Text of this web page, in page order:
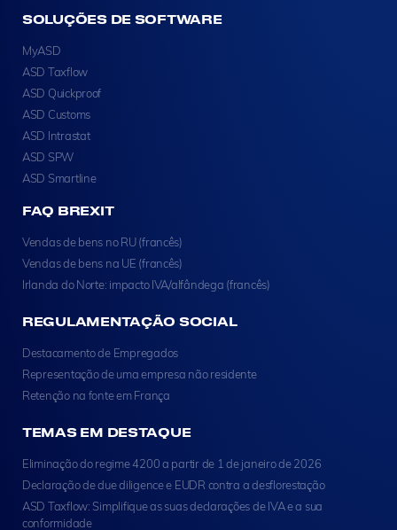
SOLUÇÕES DE SOFTWARE
MyASD
ASD Taxflow
ASD Quickproof
ASD Customs
ASD Intrastat
ASD SPW
ASD Smartline
FAQ BREXIT
Vendas de bens no RU (francês)
Vendas de bens na UE (francês)
Irlanda do Norte: impacto IVA/alfândega (francês)
REGULAMENTAÇÃO SOCIAL
Destacamento de Empregados
Representação de uma empresa não residente
Retenção na fonte em França
TEMAS EM DESTAQUE
Eliminação do regime 4200 a partir de 1 de janeiro de 2026
Declaração de due diligence e EUDR contra a desflorestação
ASD Taxflow: Simplifique as suas declarações de IVA e a sua
conformidade